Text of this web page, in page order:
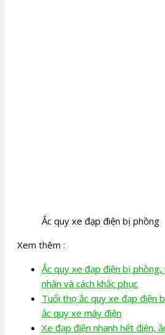
Ắc quy xe đạp điện bị phồng
Xem thêm :
Ắc quy xe đạp điện bị
nhân và cách khắc phục
Tuổi thọ ắc quy xe đạp điện
ắc quy xe máy điện
Xe đạp điện nhanh hết điện,